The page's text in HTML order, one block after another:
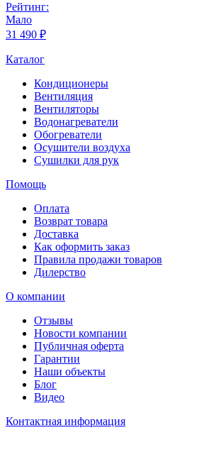
Рейтинг:
Мало
31 490 ₽
Каталог
Кондиционеры
Вентиляция
Вентиляторы
Водонагреватели
Обогреватели
Осушители воздуха
Сушилки для рук
Помощь
Оплата
Возврат товара
Доставка
Как оформить заказ
Правила продажи товаров
Дилерство
О компании
Отзывы
Новости компании
Публичная оферта
Гарантии
Наши объекты
Блог
Видео
Контактная информация